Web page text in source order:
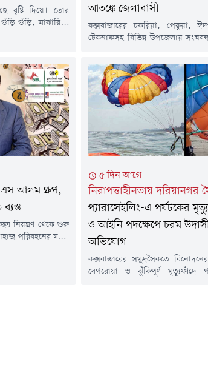
বৃষ্টি দিয়ে। ভোর
গুঁড়ি গুঁড়ি, মাঝারি ও
রিকশার অতিরিক্ত
রাজধানীর বিভিন্ন
আতঙ্কে জেলাবাসী
কক্সবাজারের চকরিয়া, পেকুয়া,
টেকনাফসহ বিভিন্ন উপজেলায় সংঘবদ্ধ
দিনদুপুরে মহাসড়কে যাত্রীবাহী
উঁচিয়ে লাখ লাখ টাকা লুট করা
রাতে পুলিশ পরিচয়ে বাসাবাড়িতে
জিম্মি করার মতো ঘটনা এখন
পরিণত হয়েছে। একের...
এস আলম গ্রুপ,
নিয়ন্ত্রণ থেকে শুরু
পরিবহনের মতো
৫ দিন আগে
নিরাপত্তাহীনতায় দরিয়ানগর
প্যারাসেইলিং-এ পর্যটকের
ও আইনি পদক্ষেপে চরম
অভিযোগ
কক্সবাজারের সমুদ্রসৈকতে
বেপরোয়া ও ঝুঁকিপূর্ণ মৃত্যুফাঁদে